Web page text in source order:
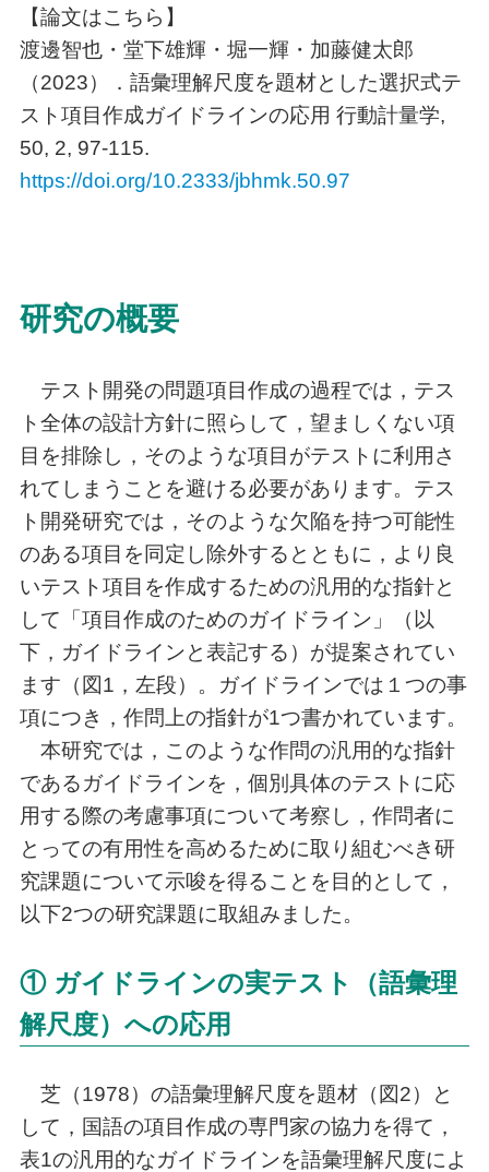
【論文はこちら】
渡邊智也・堂下雄輝・堀一輝・加藤健太郎
（2023）．語彙理解尺度を題材とした選択式テ
スト項目作成ガイドラインの応用 行動計量学,
50, 2, 97-115.
https://doi.org/10.2333/jbhmk.50.97
研究の概要
テスト開発の問題項目作成の過程では，テス
ト全体の設計方針に照らして，望ましくない項
目を排除し，そのような項目がテストに利用さ
れてしまうことを避ける必要があります。テス
ト開発研究では，そのような欠陥を持つ可能性
のある項目を同定し除外するとともに，より良
いテスト項目を作成するための汎用的な指針と
して「項目作成のためのガイドライン」（以
下，ガイドラインと表記する）が提案されてい
ます（図1，左段）。ガイドラインでは１つの事
項につき，作問上の指針が1つ書かれています。
本研究では，このような作問の汎用的な指針
であるガイドラインを，個別具体のテストに応
用する際の考慮事項について考察し，作問者に
とっての有用性を高めるために取り組むべき研
究課題について示唆を得ることを目的として，
以下2つの研究課題に取組みました。
① ガイドラインの実テスト（語彙理
解尺度）への応用
芝（1978）の語彙理解尺度を題材（図2）と
して，国語の項目作成の専門家の協力を得て，
表1の汎用的なガイドラインを語彙理解尺度によ